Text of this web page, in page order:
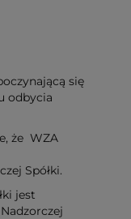
się
odbycia
że WZA
Spółki.
jest